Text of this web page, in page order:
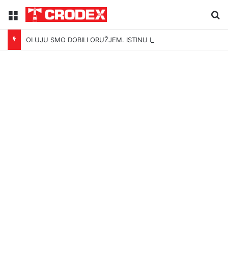
Menu